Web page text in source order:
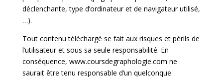
déclenchante, type d’ordinateur et de navigateur utilisé,
…).
Tout contenu téléchargé se fait aux risques et périls de
l’utilisateur et sous sa seule responsabilité. En
conséquence, www.coursdegraphologie.com ne
saurait être tenu responsable d’un quelconque